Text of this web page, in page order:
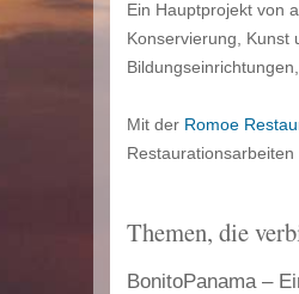
Ein Hauptprojekt von
Konservierung, Kunst
Mit der Romoe
Themen, die
BonitoPanama –